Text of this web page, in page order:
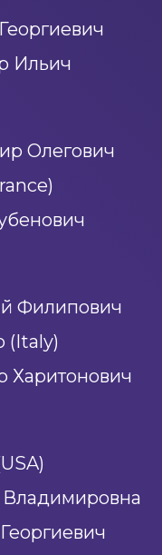
Ильич
Олегович
Филипович
(Italy)
Харитонович